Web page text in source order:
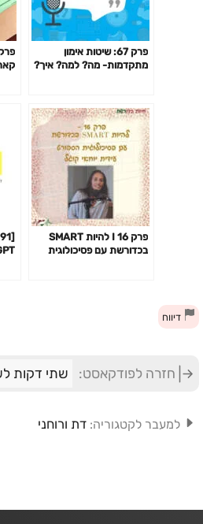
פרק 67: שיטות אימון
מתקדמות- מה? למה? איך?
פרק 16 I להיות SMART
בכדורשת עם פסיכולוגית
דיווח
חזרה לפודקאסט: שתי דקות
למעבר לקטגוריה: דת ורוחני